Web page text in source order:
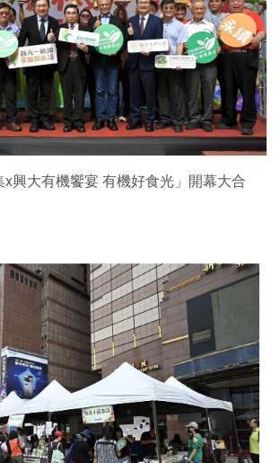
x興大有機饗宴 有機好食光」開幕大合